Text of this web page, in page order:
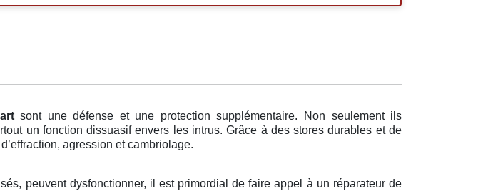
sont une défense et une protection supplémentaire. Non seulement ils
un fonction dissuasif envers les intrus. Grâce à des stores durables et de
agression et cambriolage.
peuvent dysfonctionner, il est primordial de faire appel à un réparateur de